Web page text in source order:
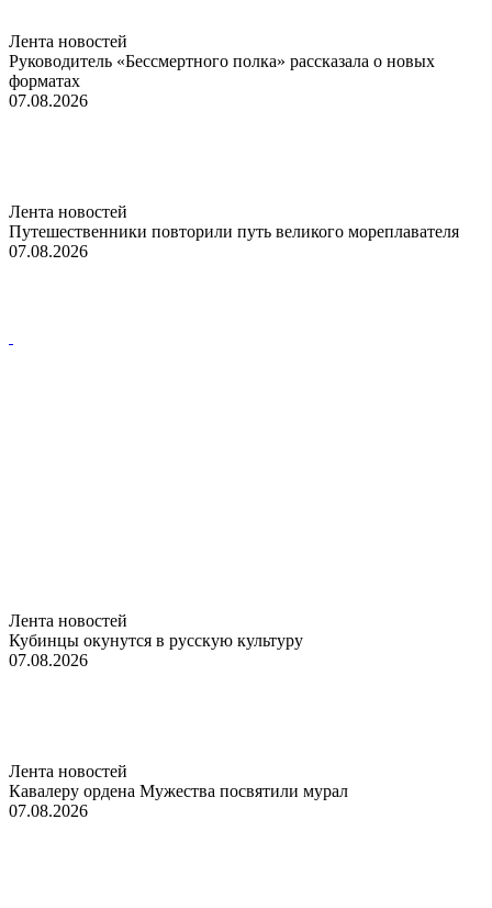
Лента новостей
Руководитель «Бессмертного полка» рассказала о новых
форматах
07.08.2026
Лента новостей
Путешественники повторили путь великого мореплавателя
07.08.2026
Лента новостей
Кубинцы окунутся в русскую культуру
07.08.2026
Лента новостей
Кавалеру ордена Мужества посвятили мурал
07.08.2026